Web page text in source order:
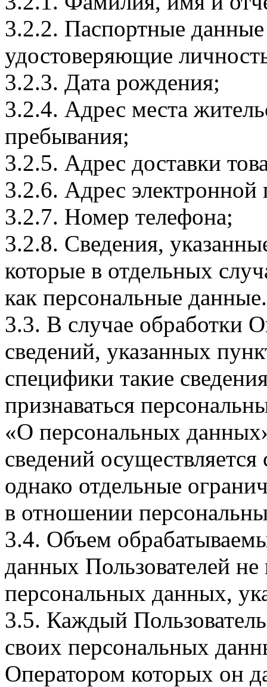
3.2.2. Паспортные
удостоверяющие
3.2.3. Дата рождения;
3.2.4. Адрес места
пребывания;
3.2.5. Адрес доставки
3.2.6. Адрес электронной
3.2.7. Номер телефона;
3.2.8. Сведения,
которые в отдельных
как персональные данные.
3.3. В случае обработки
сведений, указанных
специфики такие
признаваться
«О персональных
сведений
однако отдельные
в отношении
3.4. Объем
данных Пользователей
персональных данных,
3.5. Каждый
своих персональных
Оператором которых он